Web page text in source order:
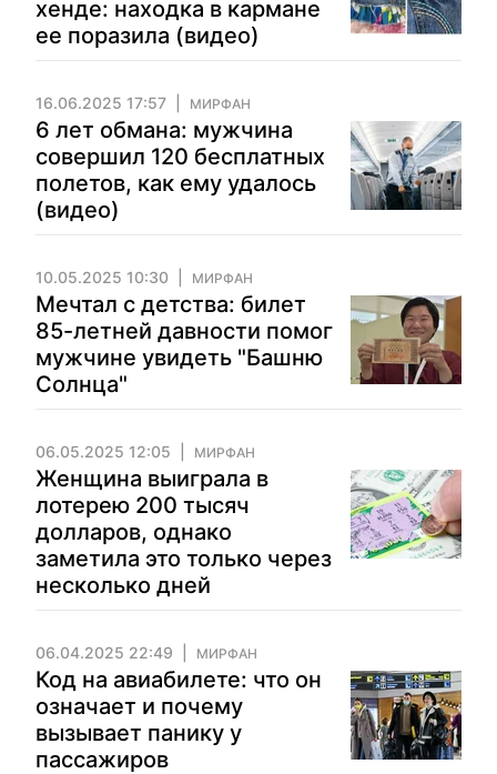
хенде: находка в кармане
ее поразила (видео)
16.06.2025 17:57 МИРФАН
6 лет обмана: мужчина
совершил 120 бесплатных
полетов, как ему удалось
(видео)
10.05.2025 10:30 МИРФАН
Мечтал с детства: билет
85-летней давности помог
мужчине увидеть "Башню
Солнца"
06.05.2025 12:05 МИРФАН
Женщина выиграла в
лотерею 200 тысяч
долларов, однако
заметила это только через
несколько дней
06.04.2025 22:49 МИРФАН
Код на авиабилете: что он
означает и почему
вызывает панику у
пассажиров